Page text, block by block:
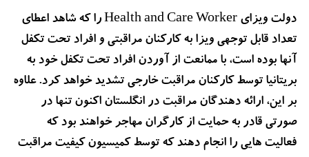
دولت ویزای Health and Care Worker را که شاهد اعطای
تعداد قابل توجهی ویزا به کارکنان مراقبتی و افراد تحت تکفل
آنها بوده است، با ممانعت از آوردن افراد تحت تکفل خود به
بریتانیا توسط کارکنان مراقبت خارجی تشدید خواهد کرد. علاوه
بر این، ارائه دهندگان مراقبت در انگلستان اکنون تنها در
صورتی قادر به حمایت از کارگران مهاجر خواهند بود که
فعالیت هایی را انجام دهند که توسط کمیسیون کیفیت مراقبت